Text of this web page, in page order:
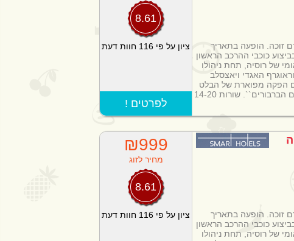
8.61
ציון על פי 116 חוות דעת
! לפרטים
זוכה. הופעה בתאריך
ענק בביצוע כוכבי ההרכב הראשון
של רוסיה, תחת ניהולו
האגדי ויאצסלב
הפקה מפוארת של הבלט
שורות 14-20
₪999
מחיר לזוג
8.61
ציון על פי 116 חוות דעת
זוכה. הופעה בתאריך
ענק בביצוע כוכבי ההרכב הראשון
של רוסיה, תחת ניהולו